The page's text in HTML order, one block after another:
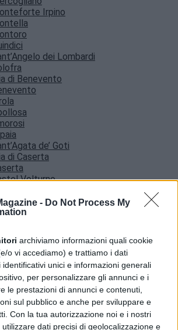
- Do Not Process My
archiviamo informazioni quali cookie
o vi accediamo) e trattiamo i dati
identificativi unici e informazioni generali
per personalizzare gli annunci e i
le prestazioni di annunci e contenuti,
sul pubblico e anche per sviluppare e
Con la tua autorizzazione noi e i nostri
dati precisi di geolocalizzazione e
Irpino
dei Lombardi
di Benevento
de’ Goti
di Caserta
Volturno
di Salerno